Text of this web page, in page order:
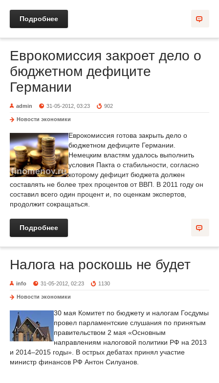
Подробнее
Еврокомиссия закроет дело о
бюджетном дефиците
Германии
admin 31-05-2012, 03:23 902
Новости экономики
Еврокомиссия готова закрыть дело о
бюджетном дефиците Германии.
Немецким властям удалось выполнить
условия Пакта о стабильности, согласно
которому дефицит бюджета должен
составлять не более трех процентов от ВВП. В 2011 году он
составил всего один процент и, по оценкам экспертов,
продолжит сокращаться.
Подробнее
Налога на роскошь не будет
info 31-05-2012, 02:23 1130
Новости экономики
30 мая Комитет по бюджету и налогам Госдумы
провел парламентские слушания по принятым
правительством 2 мая «Основным
направлениям налоговой политики РФ на 2013
и 2014–2015 годы». В острых дебатах принял участие
министр финансов РФ Антон Силуанов.